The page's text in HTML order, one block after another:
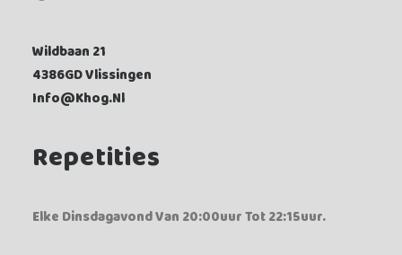
Wildbaan 21
4386GD Vlissingen
Info@khog.nl
Repetities
Elke Dinsdagavond Van 20:00uur Tot 22:15uur.